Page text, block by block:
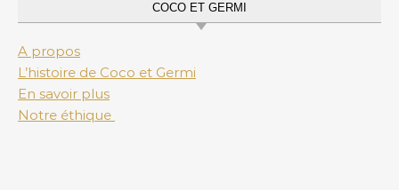
COCO ET GERMI
A propos
L’histoire de Coco et Germi
En savoir plus
Notre éthique